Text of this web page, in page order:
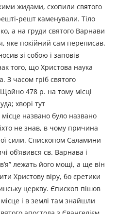
жидами, схопили святого
решт каменували. Тіло
а на груди святого Варнави
яке покійний сам переписав.
зі собою і заповів
того, що Христова наука
З часом гріб святого
478 р. на тому місці
хворі тут
названо було названо
не знав, в чому причина
сили. Єпископом Саламини
об’явився св. Варнава і
лежать його мощі, а ще він
Христову віру, бо єретики
церкву. Єпископ пішов
і в землі там знайшли